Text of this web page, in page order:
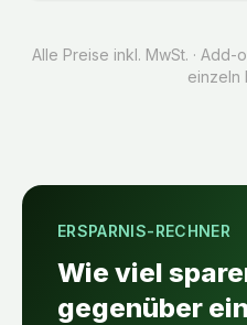
Alle Preise inkl. MwSt. ·
einzeln
ERSPARNIS-RECHNER
Wie viel
gegenüber